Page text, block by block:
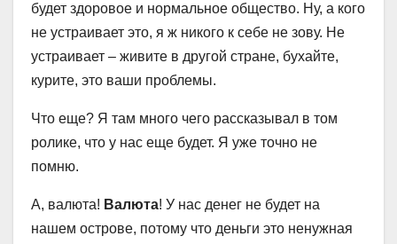
будет здоровое и нормальное общество. Ну, а кого
не устраивает это, я ж никого к себе не зову. Не
устраивает – живите в другой стране, бухайте,
курите, это ваши проблемы.
Что еще? Я там много чего рассказывал в том
ролике, что у нас еще будет. Я уже точно не
помню.
А, валюта! Валюта! У нас денег не будет на
нашем острове, потому что деньги это ненужная